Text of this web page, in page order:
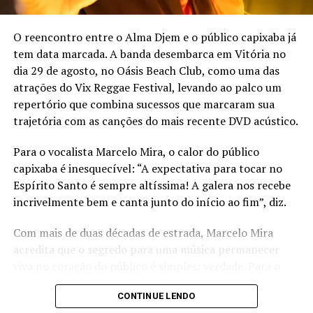
TÓPICOS RELACIONADOS: LANÇAMENTO MÚSICA
SHOWS
VITÓRIA
O reencontro entre o Alma Djem e o público capixaba já
tem data marcada. A banda desembarca em Vitória no
dia 29 de agosto, no Oásis Beach Club, como uma das
atrações do Vix Reggae Festival, levando ao palco um
repertório que combina sucessos que marcaram sua
trajetória com as canções do mais recente DVD acústico.
Para o vocalista Marcelo Mira, o calor do público
capixaba é inesquecível: “A expectativa para tocar no
Espírito Santo é sempre altíssima! A galera nos recebe
incrivelmente bem e canta junto do início ao fim”, diz.
Com mais de duas décadas de estrada, Marcelo Mira
acredita que o segredo para uma música permanecer
compositor, são as histórias reais e os sentimentos
sinceros que transformam uma canção em companhia
CONTINUE LENDO